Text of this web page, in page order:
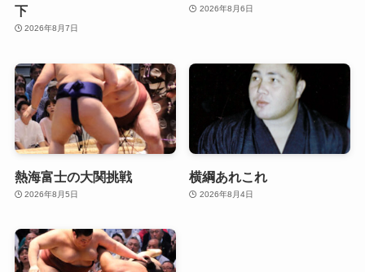
下
2026年8月7日
2026年8月6日
熱海富士の大関挑戦
2026年8月5日
横綱あれこれ
2026年8月4日